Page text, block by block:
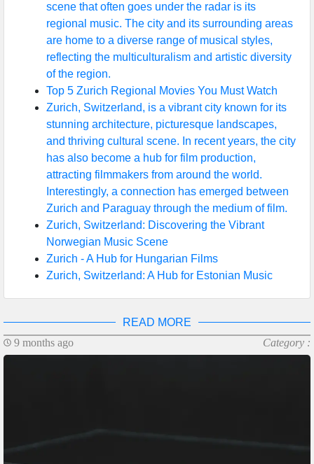
scene that often goes under the radar is its
regional music. The city and its surrounding areas
are home to a diverse range of musical styles,
reflecting the multiculturalism and artistic diversity
of the region.
Top 5 Zurich Regional Movies You Must Watch
Zurich, Switzerland, is a vibrant city known for its
stunning architecture, picturesque landscapes,
and thriving cultural scene. In recent years, the city
has also become a hub for film production,
attracting filmmakers from around the world.
Interestingly, a connection has emerged between
Zurich and Paraguay through the medium of film.
Zurich, Switzerland: Discovering the Vibrant
Norwegian Music Scene
Zurich - A Hub for Hungarian Films
Zurich, Switzerland: A Hub for Estonian Music
READ MORE
9 months ago
Category :